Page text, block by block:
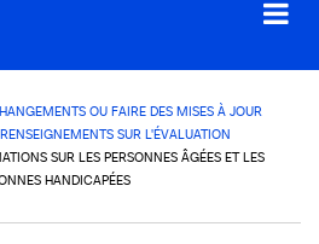
OU FAIRE DES MISES À JOUR
SUR L'ÉVALUATION
SUR LES PERSONNES ÂGÉES ET LES
HANDICAPÉES